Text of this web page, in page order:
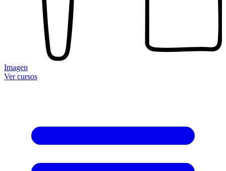
Imagen
Ver cursos